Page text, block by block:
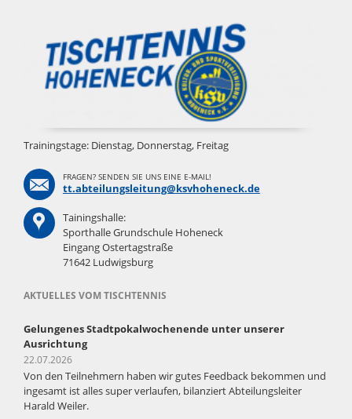
Trainingstage: Dienstag, Donnerstag, Freitag
FRAGEN? SENDEN SIE UNS EINE E-MAIL!
tt.abteilungsleitung@ksvhoheneck.de
Tainingshalle:
Sporthalle Grundschule Hoheneck
Eingang Ostertagstraße
71642 Ludwigsburg
AKTUELLES VOM TISCHTENNIS
Gelungenes Stadtpokalwochenende unter unserer
Ausrichtung
22.07.2026
Von den Teilnehmern haben wir gutes Feedback bekommen und
ingesamt ist alles super verlaufen, bilanziert Abteilungsleiter
Harald Weiler.